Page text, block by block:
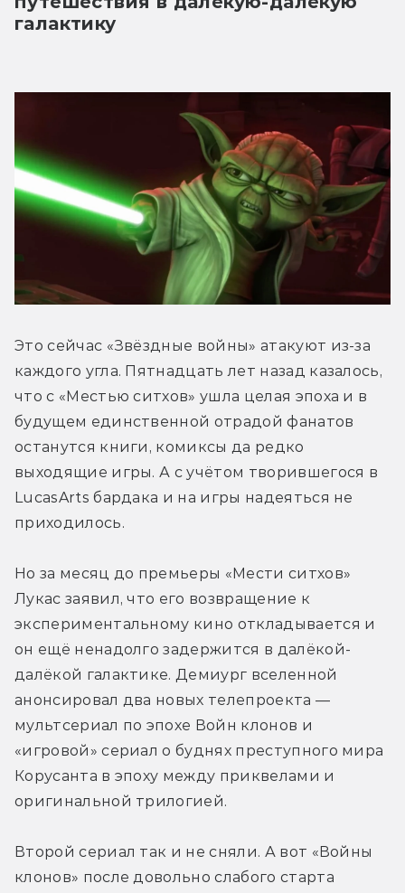
галактику
Это сейчас «Звёздные войны» атакуют из-за
каждого угла. Пятнадцать лет назад казалось,
что с «Местью ситхов» ушла целая эпоха и в
будущем единственной отрадой фанатов
останутся книги, комиксы да редко
выходящие игры. А с учётом творившегося в
LucasArts бардака и на игры надеяться не
приходилось.
Но за месяц до премьеры «Мести ситхов»
Лукас заявил, что его возвращение к
экспериментальному кино откладывается и
он ещё ненадолго задержится в далёкой-
далёкой галактике. Демиург вселенной
анонсировал два новых телепроекта —
мультсериал по эпохе Войн клонов и
«игровой» сериал о буднях преступного мира
Корусанта в эпоху между приквелами и
оригинальной трилогией.
Второй сериал так и не сняли. А вот «Войны
клонов» после довольно слабого старта